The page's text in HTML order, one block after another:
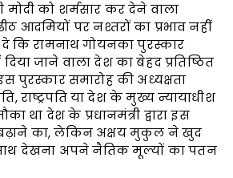
मोदी को शर्मसार कर देने वाला
आदमियों पर नश्तरों का प्रभाव नहीं
दे कि रामनाथ गोयनका पुरस्कार
दिया जाने वाला देश का बेहद प्रतिष्ठित
पुरस्कार समारोह की अध्यक्षता
राष्ट्रपति या देश के मुख्य न्यायाधीश
था देश के प्रधानमंत्री द्वारा इस
बढ़ाने का, लेकिन अक्षय मुकुल ने खुद
देखना अपने नैतिक मूल्यों का पतन